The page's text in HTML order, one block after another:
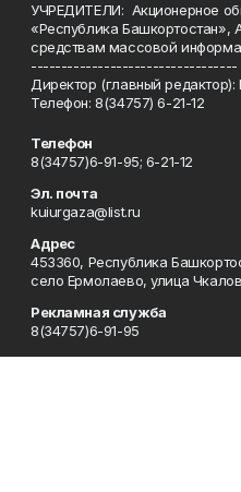
УЧРЕДИТЕЛИ: Акционерное
«Республика Башкортостан»,
средствам массовой
----------------------------------
Директор (главный
Телефон: 8(34757) 6-21-12
Телефон
8(34757)6-91-95; 6-21-12
Эл. почта
kuiurgaza@list.ru
Адрес
453360, Республика
село Ермолаево, улица
Рекламная служба
8(34757)6-91-95
Редакция